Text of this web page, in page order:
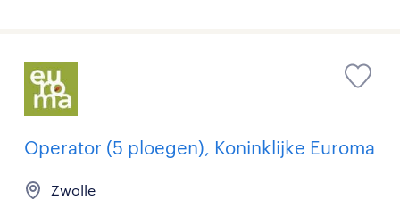
Operator (5 ploegen), Koninklijke Euroma
Zwolle